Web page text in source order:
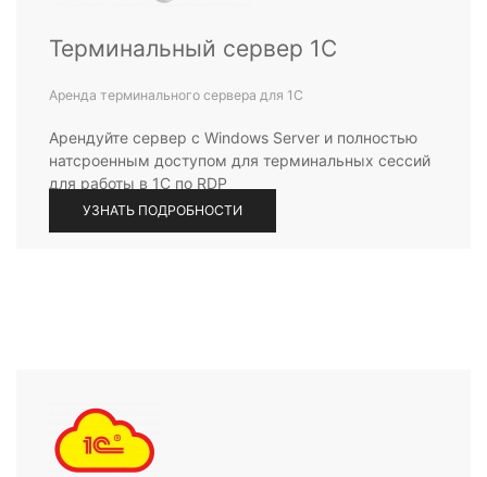
Терминальный сервер 1С
Аренда терминального сервера для 1С
Арендуйте сервер с Windows Server и полностью
натсроенным доступом для терминальных сессий
для работы в 1С по RDP
УЗНАТЬ ПОДРОБНОСТИ